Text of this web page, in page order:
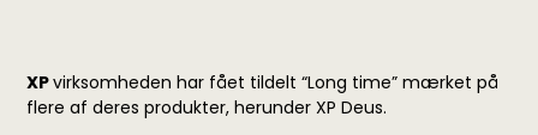
XPvirksomheden har fået tildelt “Long time” mærket på
flere af deres produkter, herunder XP Deus.